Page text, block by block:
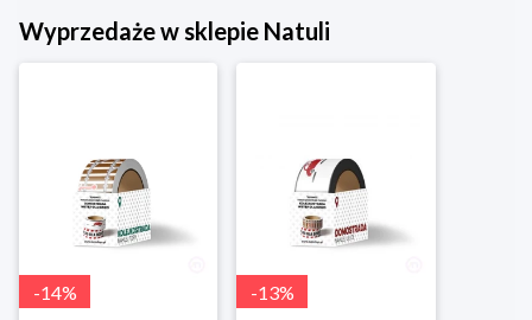
Wyprzedaże w sklepie Natuli
-14% -13%